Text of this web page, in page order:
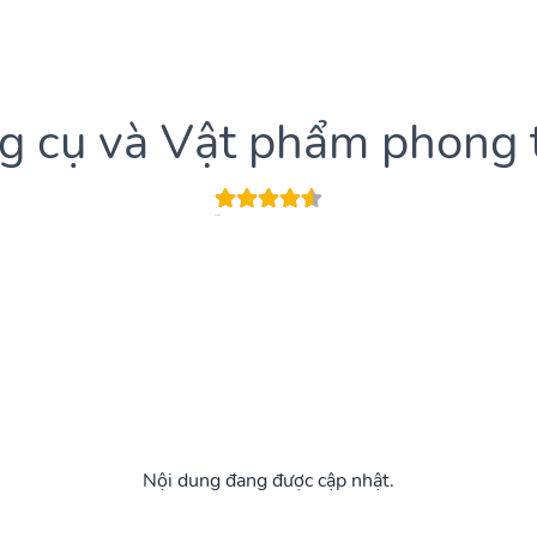
cụ và Vật phẩm phong
Nội dung đang được cập nhật.